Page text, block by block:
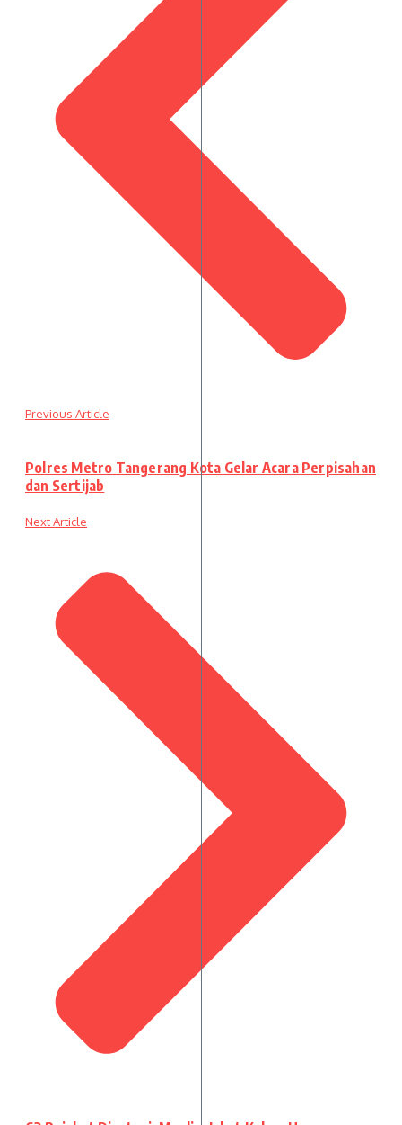
Previous Article
Polres Metro Tangerang Kota Gelar Acara Perpisahan
dan Sertijab
Next Article